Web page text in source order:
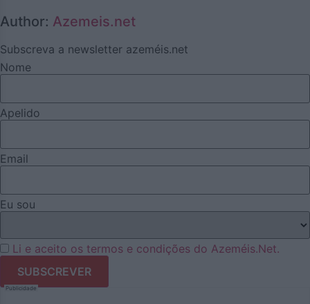
Author: Azemeis.net
Subscreva a newsletter azeméis.net
Nome
Apelido
Email
Eu sou
Li e aceito os termos e condições do Azeméis.Net.
Publicidade